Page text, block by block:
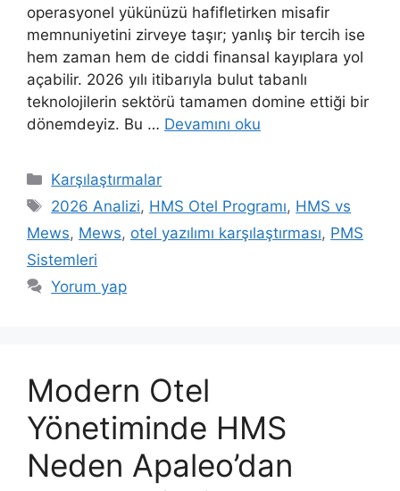
operasyonel yükünüzü hafifletirken misafir
memnuniyetini zirveye taşır; yanlış bir tercih ise
hem zaman hem de ciddi finansal kayıplara yol
açabilir. 2026 yılı itibarıyla bulut tabanlı
teknolojilerin sektörü tamamen domine ettiği bir
dönemdeyiz. Bu … Devamını oku
Kategoriler
Karşılaştırmalar
Etiketler
2026 Analizi, HMS Otel Programı, HMS vs
Mews, Mews, otel yazılımı karşılaştırması, PMS
Sistemleri
Yorum yap
Modern Otel
Yönetiminde HMS
Neden Apaleo’dan